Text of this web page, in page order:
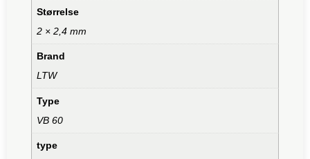
Størrelse
2 × 2,4 mm
Brand
LTW
Type
VB 60
type